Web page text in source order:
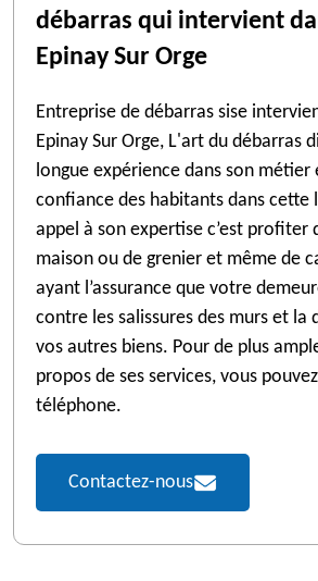
débarras qui intervient
Epinay Sur Orge
Entreprise de débarras sise
Epinay Sur Orge, L'art du débarras
longue expérience dans son métier
confiance des habitants dans cette
appel à son expertise c’est profiter
maison ou de grenier et même de
ayant l’assurance que votre
contre les salissures des murs et
vos autres biens. Pour de plus
propos de ses services, vous
téléphone.
Contactez-nous